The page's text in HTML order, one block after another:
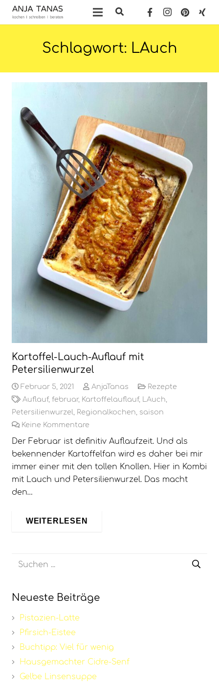
Schlagwort: LAuch
Kartoffel-Lauch-Auflauf mit
Petersilienwurzel
Februar 5, 2021 AnjaTanas
Rezepte
Auflauf, februar, Kartoffelauflauf, LAuch,
Petersilienwurzel, Regionalkochen, saison
Keine Kommentare
Der Februar ist definitiv Auflaufzeit. Und als
bekennender Kartoffelfan wird es daher bei mir
immer einer mit den tollen Knollen. Hier in Kombi
mit Lauch und Petersilienwurzel. Das macht
den…
WEITERLESEN
Neueste Beiträge
Pistazien-Latte
Pfirsich-Eistee
Buchtipp: Viel für wenig
Hausgemachter Cidre-Senf
Gelbe Linsensuppe